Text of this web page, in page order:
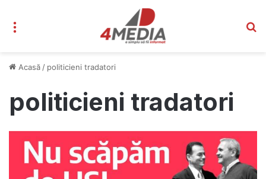
Acasă / politicieni tradatori
politicieni tradatori